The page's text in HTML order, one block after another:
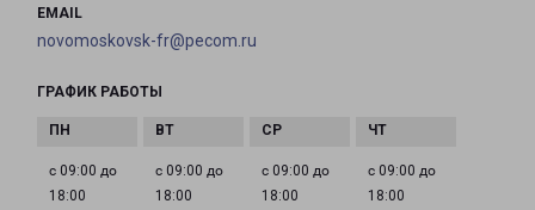
EMAIL
novomoskovsk-fr@pecom.ru
ГРАФИК РАБОТЫ
с 09:00 до
18:00
с 09:00 до
18:00
с 09:00 до
18:00
с 09:00 до
18:00